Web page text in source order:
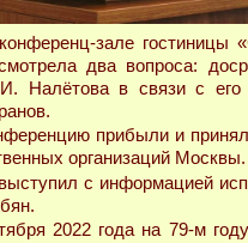
зале гостиницы
два вопроса:
Налётова в связи с его
прибыли и
организаций Москвы.
с информацией
2022 года на 79-м